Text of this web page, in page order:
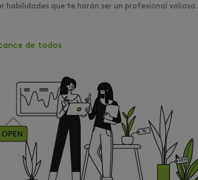
habilidades que te harán ser un profesional valioso.
de todos